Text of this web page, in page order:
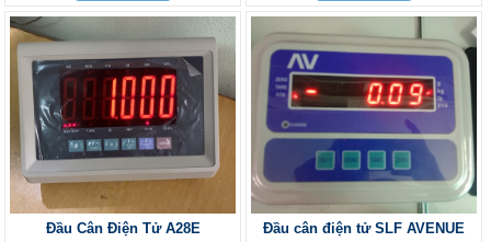
Đầu Cân Điện Tử A28E
Đầu cân điện tử SLF AVENUE